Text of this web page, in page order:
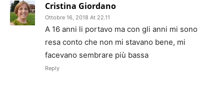
Cristina Giordano
Ottobre 16, 2018 At 22.11
A 16 anni li portavo ma con gli anni mi sono
resa conto che non mi stavano bene, mi
facevano sembrare più bassa
Reply